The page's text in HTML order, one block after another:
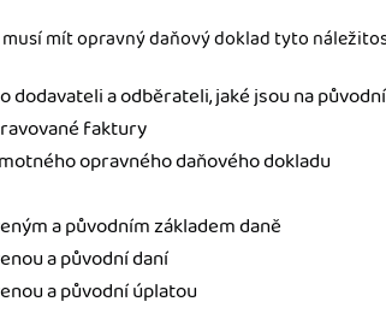
mít opravný daňový doklad tyto
dodavateli a odběrateli, jaké jsou na
faktury
opravného daňového dokladu
a původním základem daně
a původní daní
a původní úplatou